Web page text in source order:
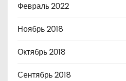
Февраль 2022
Ноябрь 2018
Октябрь 2018
Сентябрь 2018